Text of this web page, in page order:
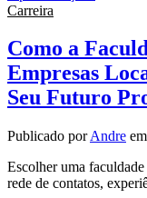
Carreira
Como a
Empresas
Seu Futuro
Publicado porAndre em
Escolher uma
rede de contatos,